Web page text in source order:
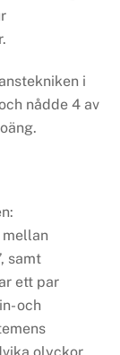
i
nådde 4 av
mellan
samt
ett par
och
olyckor.